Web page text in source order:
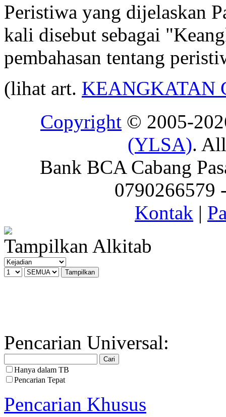
Peristiwa yang dijelaskan
kali disebut sebagai
pembahasan tentang
(lihat art. KEANGKATAN
Copyright © 2005-
(YLSA).
Bank BCA Cabang
0790266579
Kontak |
Tampilkan Alkitab
Pencarian Universal:
Hanya dalam TB
Pencarian Tepat
Pencarian Khusus